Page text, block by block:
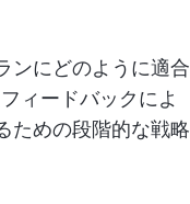
ンにどのように適合
ィードバックによ
ための段階的な戦略